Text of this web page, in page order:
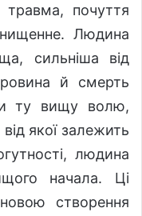
почуття
Людина
сильніша від
й смерть
ту вищу волю,
якої залежить
людина
начала. Ці
створення